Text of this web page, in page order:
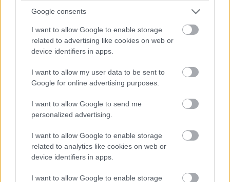
Google consents
I want to allow Google to enable storage
related to advertising like cookies on web or
device identifiers in apps.
I want to allow my user data to be sent to
Google for online advertising purposes.
I want to allow Google to send me
personalized advertising.
I want to allow Google to enable storage
related to analytics like cookies on web or
device identifiers in apps.
I want to allow Google to enable storage